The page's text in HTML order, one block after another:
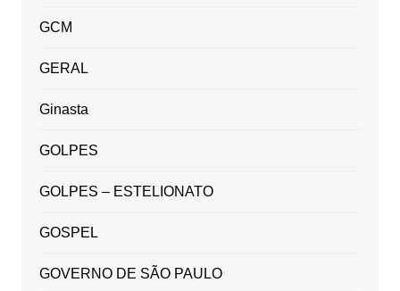
GCM
GERAL
Ginasta
GOLPES
GOLPES – ESTELIONATO
GOSPEL
GOVERNO DE SÃO PAULO